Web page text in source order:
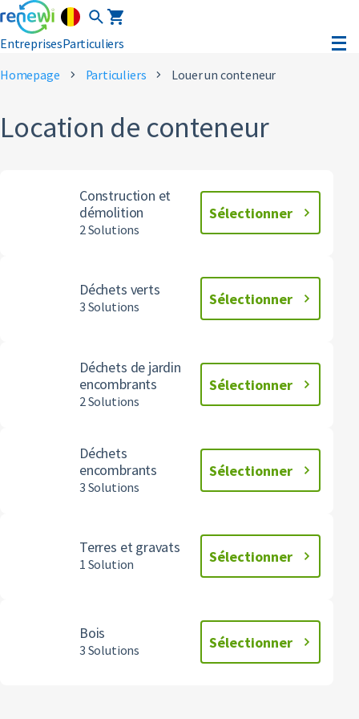
EntreprisesParticuliers
Louer un conteneur
Service clientèle
propos de nous
Homepage Particuliers Louer un conteneur
Location de conteneur
Construction et
démolition
2 Solutions
Sélectionner
Déchets verts
3 Solutions Sélectionner
Déchets de jardin
encombrants
2 Solutions
Sélectionner
Déchets
encombrants
3 Solutions
Sélectionner
Terres et gravats
1 Solution Sélectionner
Bois
3 Solutions Sélectionner